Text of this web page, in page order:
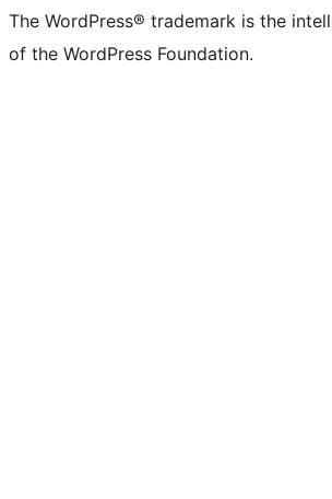
The WordPress® trademark is the
of the WordPress Foundation.